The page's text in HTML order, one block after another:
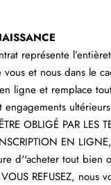
représente
vous et nous dans le
ligne et remplace
engagements
OBLIGÉ PAR LES
EN
d''acheter tout bien
REFUSEZ, nous